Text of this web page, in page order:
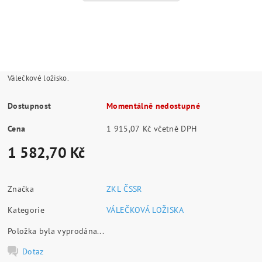
Válečkové ložisko.
Dostupnost Momentálně nedostupné
Cena 1 915,07 Kč včetně DPH
1 582,70 Kč
Značka
ZKL ČSSR
Kategorie
VÁLEČKOVÁ LOŽISKA
Položka byla vyprodána...
Dotaz